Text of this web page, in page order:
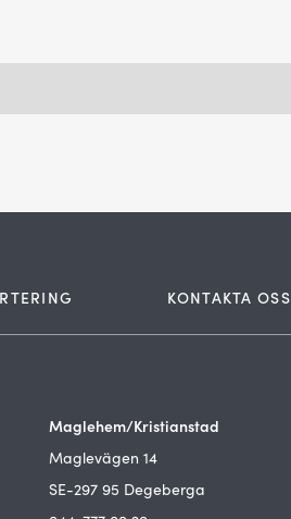
KONTAKTA OSS
Maglehem/Kristianstad
Maglevägen 14
SE-297 95 Degeberga